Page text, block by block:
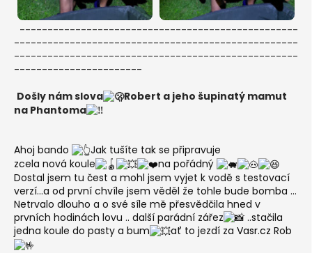
--------------------------------------------------
---------------------------------------------------
---------------------------------------------------
-----------------------
Došly nám slova
Robert a jeho šupinatý mamut
na Phantoma
Ahoj bando
Jak tušíte tak se připravuje
zcela nová koule
na pořádný
Dostal jsem tu čest a mohl jsem vyjet k vodě s testovací
verzí...a od první chvíle jsem věděl že tohle bude bomba ...
Netrvalo dlouho a o své síle mě přesvědčila hned v
prvních hodinách lovu .. další parádní zářez
..stačila
jedna koule do pasty a bum
ať to jezdí za Vasr.cz Rob